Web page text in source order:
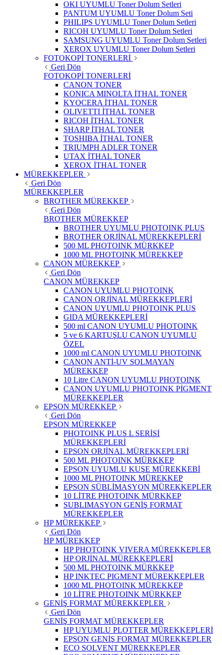
OKI UYUMLU Toner Dolum Setleri
PANTUM UYUMLU Toner Dolum Seti
PHILIPS UYUMLU Toner Dolum Setleri
RICOH UYUMLU Toner Dolum Setleri
SAMSUNG UYUMLU Toner Dolum Setleri
XEROX UYUMLU Toner Dolum Setleri
FOTOKOPİ TONERLERİ
Geri Dön
FOTOKOPİ TONERLERİ
CANON TONER
KONICA MINOLTA İTHAL TONER
KYOCERA İTHAL TONER
OLIVETTI İTHAL TONER
RICOH İTHAL TONER
SHARP İTHAL TONER
TOSHIBA İTHAL TONER
TRIUMPH ADLER TONER
UTAX İTHAL TONER
XEROX İTHAL TONER
MÜREKKEPLER
Geri Dön
MÜREKKEPLER
BROTHER MÜREKKEP
Geri Dön
BROTHER MÜREKKEP
BROTHER UYUMLU PHOTOINK PLUS
BROTHER ORJİNAL MÜREKKEPLERİ
500 ML PHOTOINK MÜRKKEP
1000 ML PHOTOINK MÜREKKEP
CANON MÜREKKEP
Geri Dön
CANON MÜREKKEP
CANON UYUMLU PHOTOINK
CANON ORJİNAL MÜREKKEPLERİ
CANON UYUMLU PHOTOINK PLUS
GIDA MÜREKKEPLERİ
500 ml CANON UYUMLU PHOTOINK
5 ve 6 KARTUŞLU CANON UYUMLU
ÖZEL
1000 ml CANON UYUMLU PHOTOINK
CANON ANTİ-UV SOLMAYAN
MÜREKKEP
10 Litre CANON UYUMLU PHOTOINK
CANON UYUMLU PHOTOINK PİGMENT
MÜREKKEPLER
EPSON MÜREKKEP
Geri Dön
EPSON MÜREKKEP
PHOTOINK PLUS L SERİSİ
MÜREKKEPLERİ
EPSON ORJİNAL MÜREKKEPLERİ
500 ML PHOTOINK MÜRKKEP
EPSON UYUMLU KUŞE MÜREKKEBİ
1000 ML PHOTOINK MÜREKKEP
EPSON SÜBLİMASYON MÜREKKEPLER
10 LİTRE PHOTOINK MÜRKKEP
SUBLIMASYON GENİŞ FORMAT
MÜREKKEPLER
HP MÜREKKEP
Geri Dön
HP MÜREKKEP
HP PHOTOINK VIVERA MÜREKKEPLER
HP ORJİNAL MÜREKKEPLERİ
500 ML PHOTOINK MÜRKKEP
HP INKTEC PIGMENT MÜREKKEPLER
1000 ML PHOTOINK MÜREKKEP
10 LİTRE PHOTOINK MÜRKKEP
GENİŞ FORMAT MÜREKKEPLER
Geri Dön
GENİŞ FORMAT MÜREKKEPLER
HP UYUMLU PLOTTER MÜREKKEPLERİ
EPSON GENİŞ FORMAT MÜREKKEPLER
ECO SOLVENT MÜREKKEPLER